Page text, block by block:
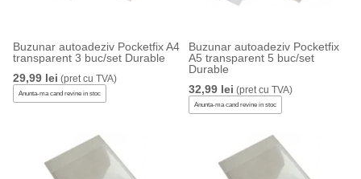
Buzunar autoadeziv Pocketfix A4
transparent 3 buc/set Durable
29,99 lei (pret cu TVA)
Anunta-ma cand revine in stoc
Buzunar autoadeziv Pocketfix
A5 transparent 5 buc/set
Durable
32,99 lei (pret cu TVA)
Anunta-ma cand revine in stoc